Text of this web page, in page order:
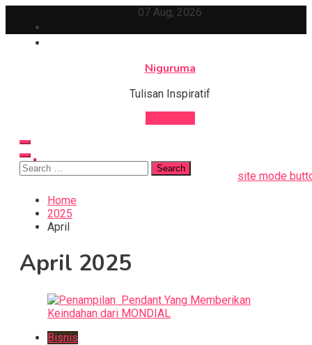
content
07 Aug, 2026
Niguruma
Tulisan Inspiratif
site mode
Search
for:
Home
2025
April
April 2025
Bisnis